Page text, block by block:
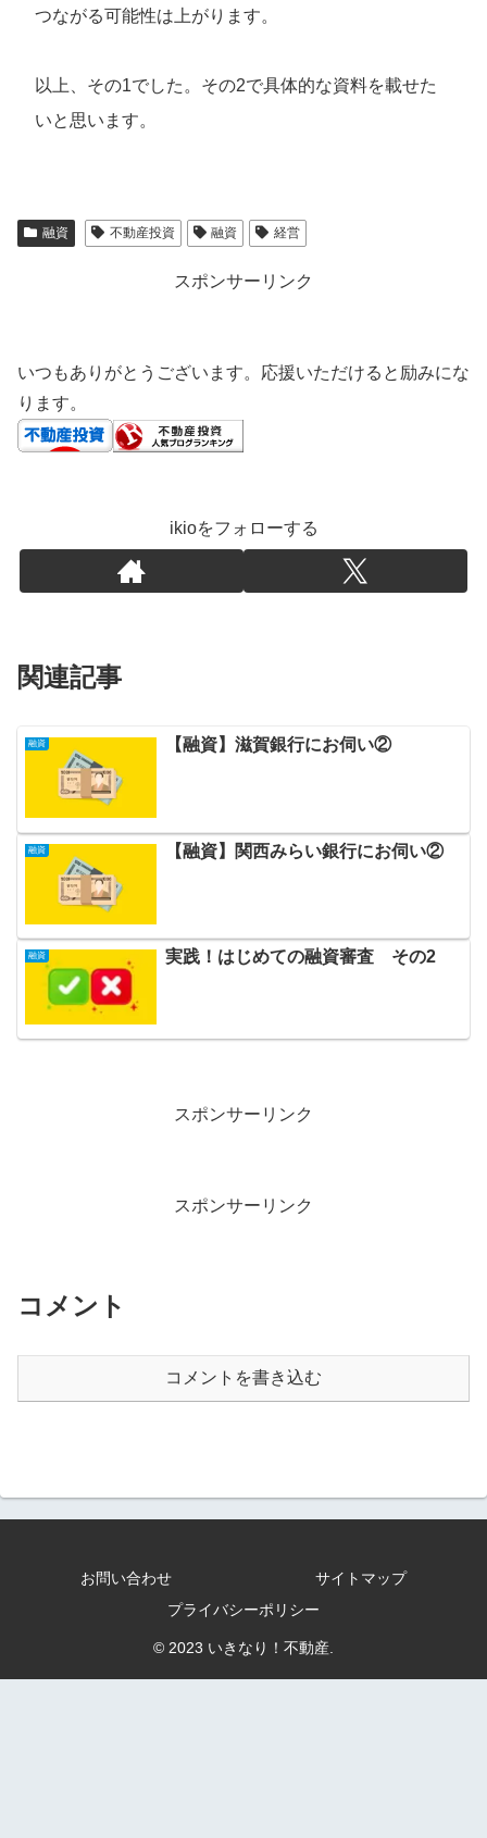
つながる可能性は上がります。
以上、その1でした。その2で具体的な資料を載せた
いと思います。
融資 不動産投資 融資 経営
スポンサーリンク
いつもありがとうございます。応援いただけると励みにな
ります。
ikioをフォローする
関連記事
融資 【融資】滋賀銀行にお伺い②
融資 【融資】関西みらい銀行にお伺い②
融資 実践！はじめての融資審査 その2
スポンサーリンク
スポンサーリンク
コメント
コメントを書き込む
お問い合わせ
サイトマップ
プライバシーポリシー
© 2023 いきなり！不動産.